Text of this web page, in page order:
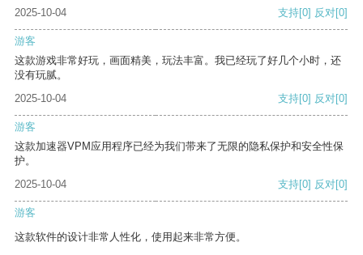
2025-10-04 支持[0] 反对[0]
游客
这款游戏非常好玩，画面精美，玩法丰富。我已经玩了好几个小时，还
没有玩腻。
2025-10-04
支持[0] 反对[0]
游客
这款加速器VPM应用程序已经为我们带来了无限的隐私保护和安全性保
护。
2025-10-04
支持[0] 反对[0]
游客
这款软件的设计非常人性化，使用起来非常方便。